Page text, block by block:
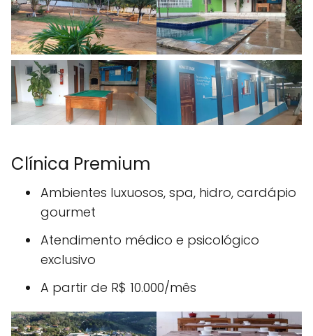
Clínica Premium
Ambientes luxuosos, spa, hidro, cardápio
gourmet
Atendimento médico e psicológico
exclusivo
A partir de R$ 10.000/mês